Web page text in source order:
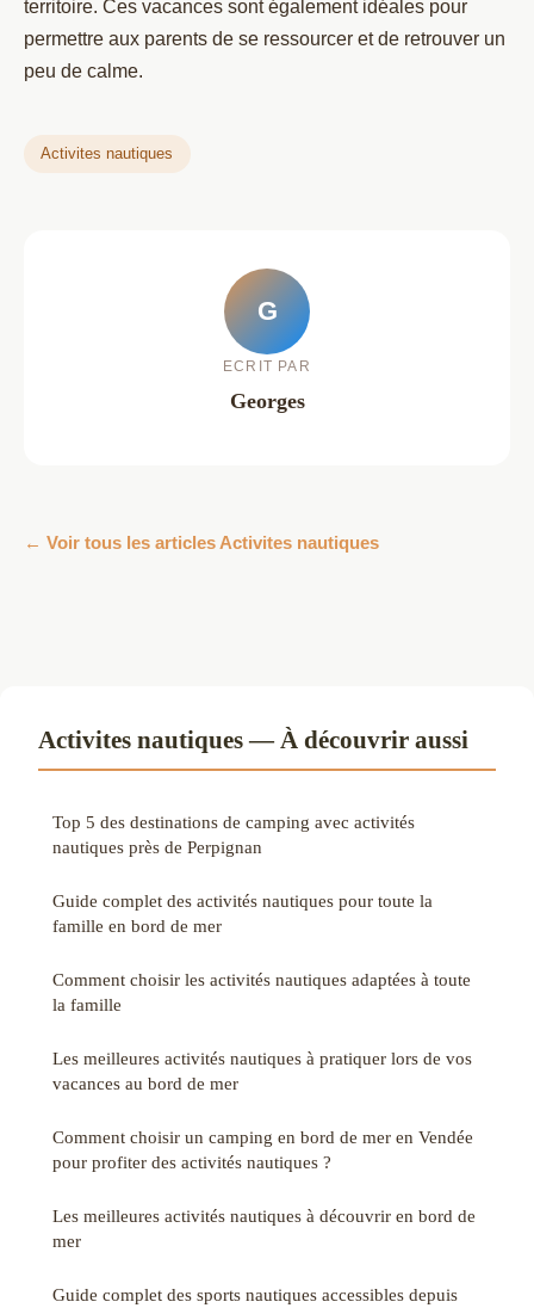
territoire. Ces vacances sont également idéales pour
permettre aux parents de se ressourcer et de retrouver un
peu de calme.
Activites nautiques
G
ECRIT PAR
Georges
← Voir tous les articles Activites nautiques
Activites nautiques — À découvrir aussi
Top 5 des destinations de camping avec activités
nautiques près de Perpignan
Guide complet des activités nautiques pour toute la
famille en bord de mer
Comment choisir les activités nautiques adaptées à toute
la famille
Les meilleures activités nautiques à pratiquer lors de vos
vacances au bord de mer
Comment choisir un camping en bord de mer en Vendée
pour profiter des activités nautiques ?
Les meilleures activités nautiques à découvrir en bord de
mer
Guide complet des sports nautiques accessibles depuis